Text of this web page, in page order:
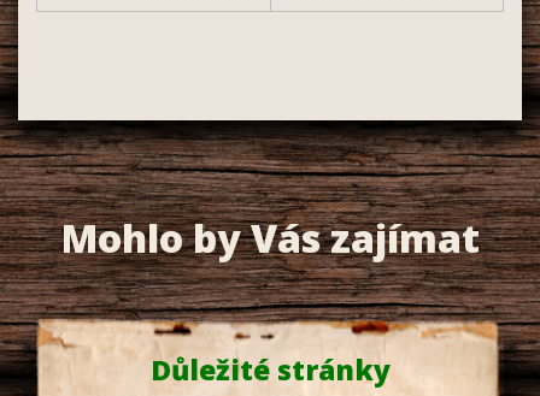
Mohlo by Vás zajímat
Důležité stránky